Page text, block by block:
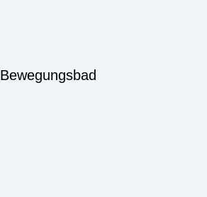
Bewegungsbad